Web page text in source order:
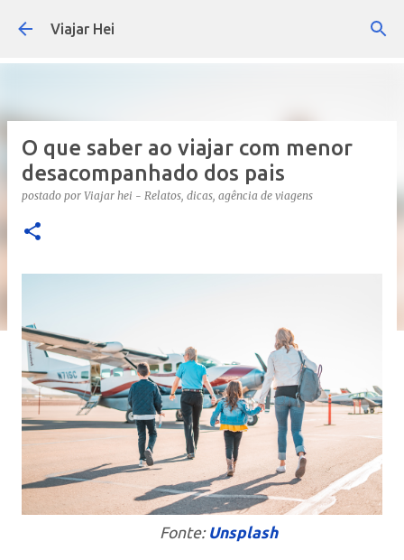
Pular para o conteúdo principal
Viajar Hei
O que saber ao viajar com menor
desacompanhado dos pais
postado por Viajar hei - Relatos, dicas, agência de viagens
Fonte: Unsplash